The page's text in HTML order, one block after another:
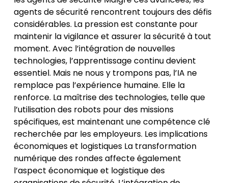
agents de sécurité rencontrent toujours des défis
considérables. La pression est constante pour
maintenir la vigilance et assurer la sécurité à tout
moment. Avec l’intégration de nouvelles
technologies, l’apprentissage continu devient
essentiel. Mais ne nous y trompons pas, l’IA ne
remplace pas l’expérience humaine. Elle la
renforce. La maîtrise des technologies, telle que
l’utilisation des robots pour des missions
spécifiques, est maintenant une compétence clé
recherchée par les employeurs. Les implications
économiques et logistiques La transformation
numérique des rondes affecte également
l’aspect économique et logistique des